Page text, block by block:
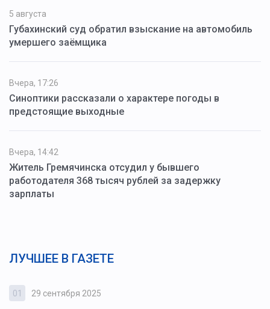
5 августа
Губахинский суд обратил взыскание на автомобиль
умершего заёмщика
Вчера, 17:26
Синоптики рассказали о характере погоды в
предстоящие выходные
Вчера, 14:42
Житель Гремячинска отсудил у бывшего
работодателя 368 тысяч рублей за задержку
зарплаты
ЛУЧШЕЕ В ГАЗЕТЕ
01 29 сентября 2025